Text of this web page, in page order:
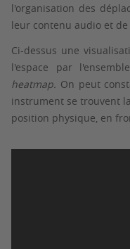
l'organisation des
leur contenu audio et
Ci-dessus une
l'espace par
heatmap. On peut
instrument se trouvent
position physique, en